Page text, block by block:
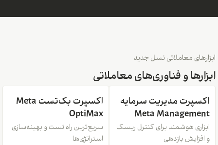
ابزارهای معاملاتی نسل جدید
ابزارها و فناوری‌های معاملاتی
اکسپرت مدیریت سرمایه
Meta Management
ابزاری هوشمند برای کنترل ریسک
و افزایش بازدهی
اکسپرت بک‌تست Meta
OptiMax
سریع‌ترین راه تست و بهینه‌سازی
استراتژی‌ها